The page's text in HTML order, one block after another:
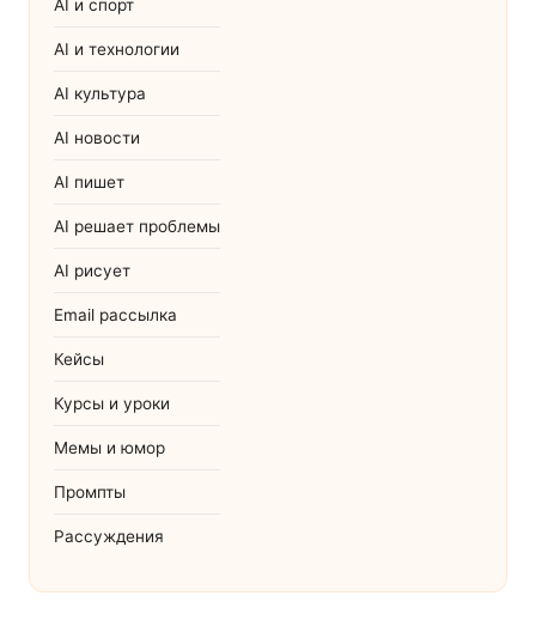
AI и спорт
AI и технологии
AI культура
AI новости
AI пишет
AI решает проблемы
AI рисует
Email рассылка
Кейсы
Курсы и уроки
Мемы и юмор
Промпты
Рассуждения